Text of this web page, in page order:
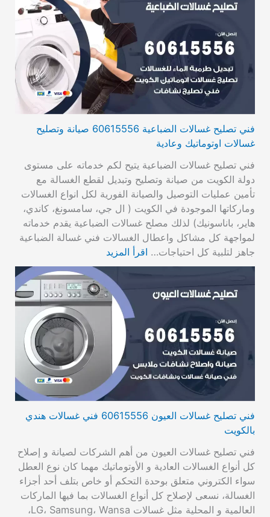
فني تصليح غسالات الضباعية 60615556 صيانة وتصليح
غسالات اوتوماتيك وعادية
فني تصليح غسالات الضباعية يتيح لكم خدماته على مستوى
دولة الكويت من صيانة وتصليح وتبديل لقطع الغسالة مع
تأمين عمليات التوصيل والصيانة الفورية لكل انواع الغسالات
وماركاتها الموجودة في الكويت ( ال جي، سامسونغ، كاندي،
هاير، باناسونيك) لذلك مصلح غسالات الضباعية يقدم خدماته
لمواجهة كل مشاكل واعطال الغسالات فني غسالة الضباعية
جاهز لتلبية كل احتياجات… اقرأ المزيد
فني تصليح غسالات العيون 60615556 فني غسالات هندي
بالكويت
فني تصليح غسالات العيون من أهم الشركات لصيانة و إصلاح
كل أنواع الغسالات العادية و الأوتوماتيك مهما كان نوع العطل
سواء الكتروني متعلق بوحدة التحكم أو خاص بتلف أحد أجزاء
الغسالة، نسعى لإصلاح كل أنواع الغسالات بما فيها الماركات
العالمية و المحلية مثل غسالات LG، Samsung، Wansa،